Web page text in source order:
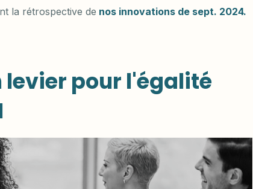
la rétrospective de nos innovations de sept. 2024.
levier pour l'égalité